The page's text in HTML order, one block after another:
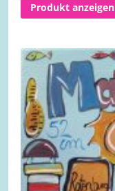
Produkt anzeigen